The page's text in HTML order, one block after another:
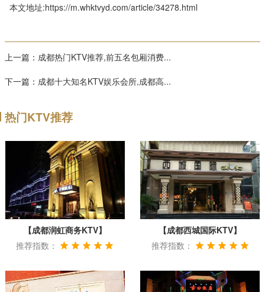
本文地址:https://m.whktvyd.com/article/34278.html
上一篇： 成都热门KTV推荐,前五名包厢消费...
下一篇： 成都十大知名KTV娱乐会所,成都高...
热门KTV推荐
【成都润虹商务KTV】
推荐指数：
【成都西城国际KTV】
推荐指数：